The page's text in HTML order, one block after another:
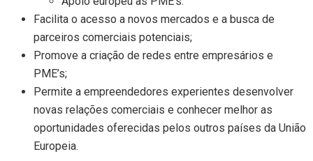
Facilita o acesso a novos mercados e a busca de
parceiros comerciais potenciais;
Promove a criação de redes entre empresários e
PME’s;
Permite a empreendedores experientes desenvolver
novas relações comerciais e conhecer melhor as
oportunidades oferecidas pelos outros países da União
Europeia.